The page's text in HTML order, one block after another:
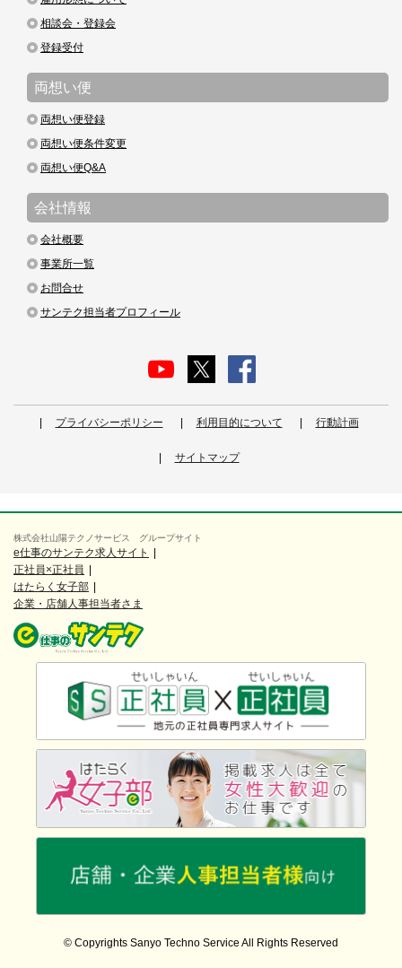
相談会・登録会
登録受付
両想い便
両想い便登録
両想い便条件変更
両想い便Q&A
会社情報
会社概要
事業所一覧
お問合せ
サンテク担当者プロフィール
プライバシーポリシー 利用目的について 行動計画
サイトマップ
株式会社山陽テクノサービス グループサイト
e仕事のサンテク求人サイト
正社員×正社員
はたらく女子部
企業・店舗人事担当者さま
© Copyrights Sanyo Techno Service All Rights Reserved